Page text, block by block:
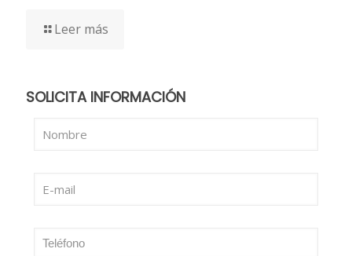
Leer más
SOLICITA INFORMACIÓN